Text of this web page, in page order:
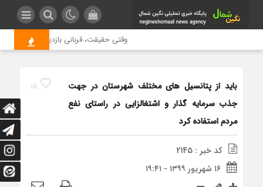
وقتی حقیقت، قربانی بازدید بیشتر می
15
باید از پتانسیل های مختلف شهرستان در جهت
جذب سرمایه گذار و اشتغالزایی در راستای نفع
مردم استفاده کرد
کد خبر : 2145
۱۶ شهریور ۱۳۹۹ - ۱۹:۴۱